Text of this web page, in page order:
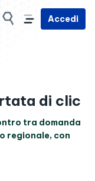
Accedi
di clic
tra domanda
regionale, con